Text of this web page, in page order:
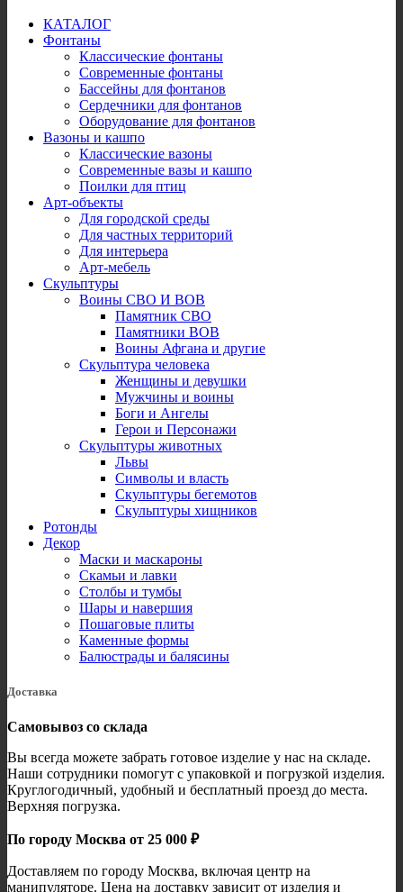
КАТАЛОГ
Фонтаны
Классические фонтаны
Современные фонтаны
Бассейны для фонтанов
Сердечники для фонтанов
Оборудование для фонтанов
Вазоны и кашпо
Классические вазоны
Современные вазы и кашпо
Поилки для птиц
Арт-объекты
Для городской среды
Для частных территорий
Для интерьера
Арт-мебель
Скульптуры
Воины СВО И ВОВ
Памятник СВО
Памятники ВОВ
Воины Афгана и другие
Скульптура человека
Женщины и девушки
Мужчины и воины
Боги и Ангелы
Герои и Персонажи
Скульптуры животных
Львы
Символы и власть
Скульптуры бегемотов
Скульптуры хищников
Ротонды
Декор
Маски и маскароны
Скамьи и лавки
Столбы и тумбы
Шары и навершия
Пошаговые плиты
Каменные формы
Балюстрады и балясины
Доставка
Самовывоз со склада
Вы всегда можете забрать готовое изделие у нас на складе.
Наши сотрудники помогут с упаковкой и погрузкой изделия.
Круглогодичный, удобный и бесплатный проезд до места.
Верхняя погрузка.
По городу Москва от 25 000 ₽
Доставляем по городу Москва, включая центр на
манипуляторе. Цена на доставку зависит от изделия и